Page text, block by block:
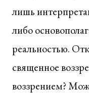
лишь
либо
реальностью.
священное
воззрением?